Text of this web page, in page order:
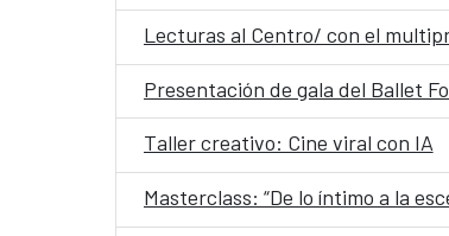
Lecturas al Centro/ con el
Presentación de gala del Ballet
Taller creativo: Cine viral con IA
Masterclass: “De lo íntimo a la